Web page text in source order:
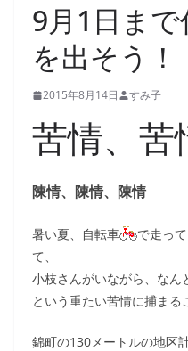
9月1日ま
を出そう！
2015年8月14日 すみ子
苦情、苦
陳情、陳情、陳情
暑い夏、自転車
で走っ
て、
小枝さんがいながら、なん
という重たい苦情に捕まる
錦町の130メートルの地区